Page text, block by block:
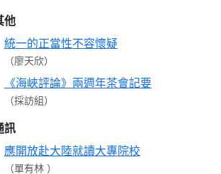
他
統一的正當性不容懷疑
（廖天欣）
《海峽評論》兩週年茶會記要
（採訪組）
訊
應開放赴大陸就讀大專院校
（單有林 ）